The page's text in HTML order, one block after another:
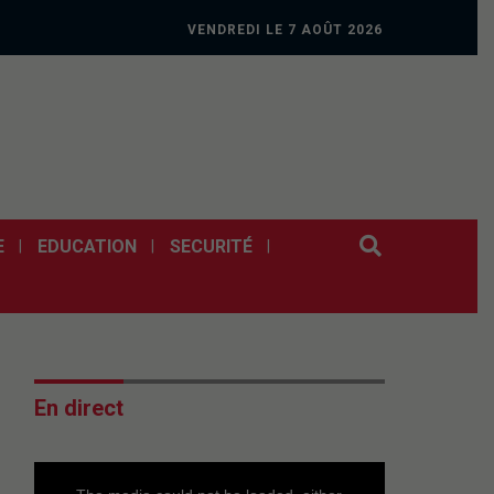
VENDREDI LE 7 AOÛT 2026
EDUCATION SECURITÉ
En direct